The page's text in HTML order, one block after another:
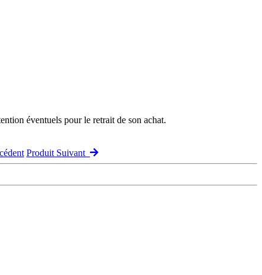
éventuels pour le retrait de son achat.
Produit Suivant